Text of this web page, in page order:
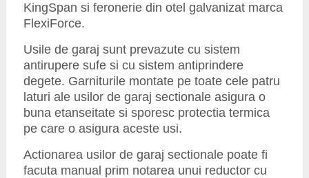
KingSpan si feronerie din otel galvanizat marca
FlexiForce.
Usile de garaj sunt prevazute cu sistem
antirupere sufe si cu sistem antiprindere
degete. Garniturile montate pe toate cele patru
laturi ale usilor de garaj sectionale asigura o
buna etanseitate si sporesc protectia termica
pe care o asigura aceste usi.
Actionarea usilor de garaj sectionale poate fi
facuta manual prim notarea unui reductor cu